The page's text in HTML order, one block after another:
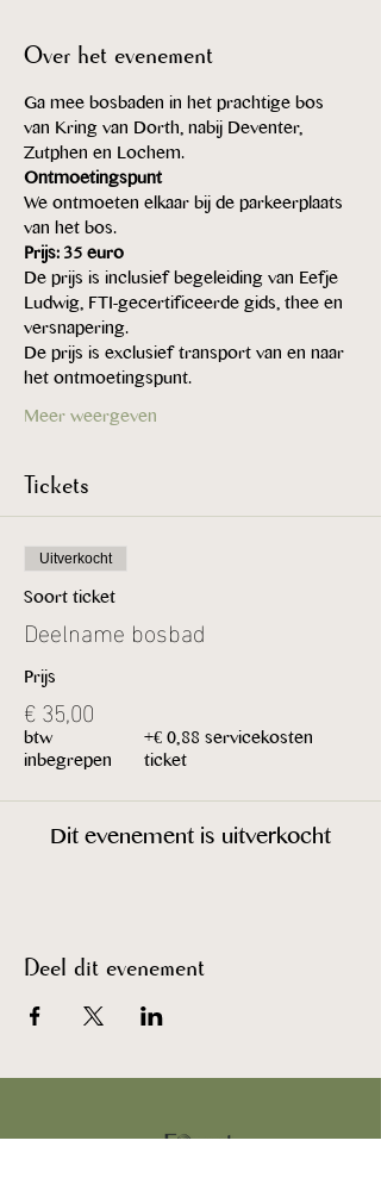
Over het evenement
Ga mee bosbaden in het prachtige bos
van Kring van Dorth, nabij Deventer,
Zutphen en Lochem.
Ontmoetingspunt
We ontmoeten elkaar bij de parkeerplaats
van het bos.
Prijs: 35 euro
De prijs is inclusief begeleiding van Eefje
Ludwig, FTI-gecertificeerde gids, thee en
versnapering.
De prijs is exclusief transport van en naar
het ontmoetingspunt.
Meer weergeven
Tickets
Uitverkocht
Soort ticket
Deelname bosbad
Prijs
€ 35,00
btw
inbegrepen
+€ 0,88 servicekosten
ticket
Dit evenement is uitverkocht
Deel dit evenement